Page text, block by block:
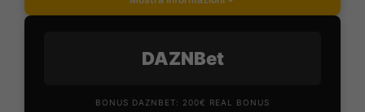
DAZNBet
BONUS DAZNBET: 200€ REAL BONUS